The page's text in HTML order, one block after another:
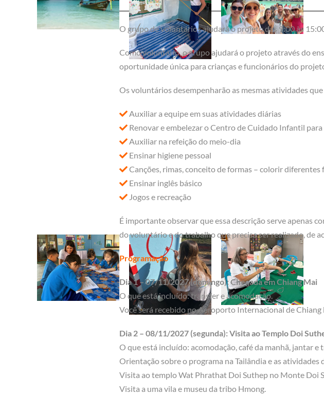
O grupo de voluntários ajudará o projeto das 9:00 às
Como voluntário, o grupo ajudará o projeto através do
oportunidade única para crianças e funcionários do
Os voluntários desempenharão as mesmas atividades
Auxiliar a equipe em suas atividades diárias
Renovar e embelezar o Centro de Cuidado Infantil
Auxiliar na refeição do meio-dia
Ensinar higiene pessoal
Canções, rimas, conceito de formas – colorir diferentes
Ensinar inglês básico
Jogos e recreação
É importante observar que essa descrição serve apenas
do voluntário e do trabalho que precisa ser realizado, de
Programação
Dia 1 – 07/11/2027 (domingo): Chegada em Chiang Mai
O que está incluído: transfer e acomodação.
Você será recebido no Aeroporto Internacional de
Dia 2 – 08/11/2027 (segunda): Visita ao Templo Doi
O que está incluído: acomodação, café da manhã, jantar e
Orientação sobre o programa na Tailândia e as atividades
Visita ao templo Wat Phrathat Doi Suthep no Monte Doi
Visita a uma vila e museu da tribo Hmong.